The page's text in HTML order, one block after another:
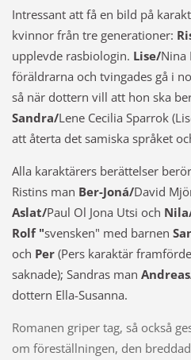
Intressant att få en bild på
kvinnor från tre generationer:
upplevde rasbiologin. Lise/Nina
föräldrarna och tvingades gå i
så när dottern vill att hon ska
Sandra/Lene Cecilia Sparrok
att återta det samiska språket
Alla karaktärers berättelser
Ristins man Ber-Joná/David
Aslat/Paul Ol Jona Utsi och
Rolf "svensken" med barnen
och Per (Pers karaktär
saknade); Sandras man
dottern Ella-Susanna.
Romanen griper tag, så också
om föreställningen, den